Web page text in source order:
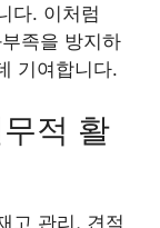
다. 이처럼
족을 방지하
기여합니다.
적 활
고 관리, 견적